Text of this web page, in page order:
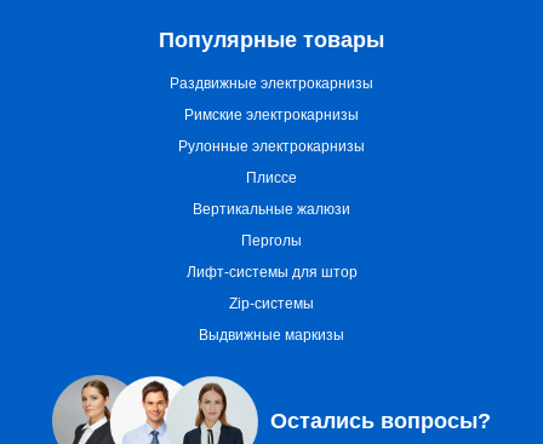
Популярные товары
Раздвижные электрокарнизы
Римские электрокарнизы
Рулонные электрокарнизы
Плиссе
Вертикальные жалюзи
Перголы
Лифт-системы для штор
Zip-системы
Выдвижные маркизы
Остались вопросы?